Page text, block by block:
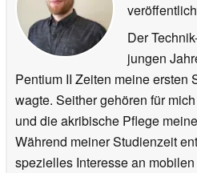
Der
jungen
Pentium II Zeiten meine ersten
wagte. Seither gehören für
und die akribische Pflege
Während meiner Studienzeit
spezielles Interesse an